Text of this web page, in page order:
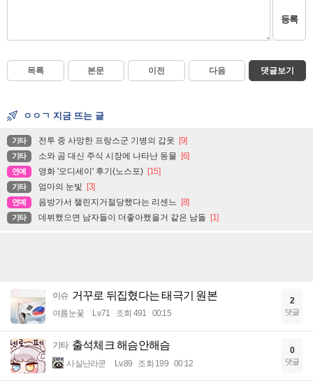
등록
목록 본문 이전 다음 댓글보기
ㅇㅇㄱ 지금 뜨는 글
기타 전투 중 사망한 프랑스군 기병의 갑옷 [9]
기타 소와 곰 대신 주식 시장에 나타난 동물 [6]
연예 영화 '오디세이' 후기(노스포) [15]
기타 엄마의 눈빛 [3]
연예 음방가서 챌린지거절당했다는 리센느 [8]
기타 데뷔했으면 남자들이 더좋아했을거 같은 남돌 [1]
이슈 거꾸로 뒤집혔다는 태극기 원본
여름눈꽃 Lv.71 조회 491 00:15
2
댓글
기타 출석체크 해슴안해슴
사실난라쿤 Lv.89 조회 199 00:12
0
댓글